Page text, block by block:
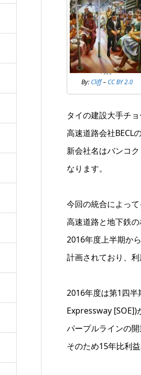
By:Cliff–CC BY 2.0
タイの建設大手チ
高速道路会社BECL
新会社名はバンコ
なります。
今回の統合によっ
高速道路と地下鉄の
2016年度上半期か
計画されており、利
2016年度は第1四
Expressway [SOE])
パープルラインの開
そのため15年比利